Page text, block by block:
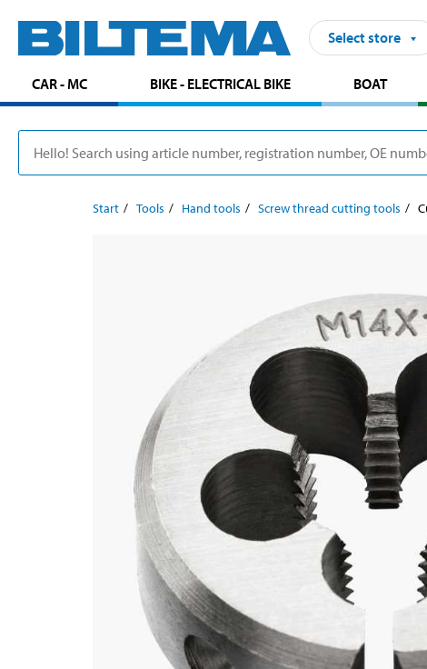
Select store
CAR - MC BIKE - ELECTRICAL BIKE BOAT
Start Tools Hand tools Screw thread cutting tools